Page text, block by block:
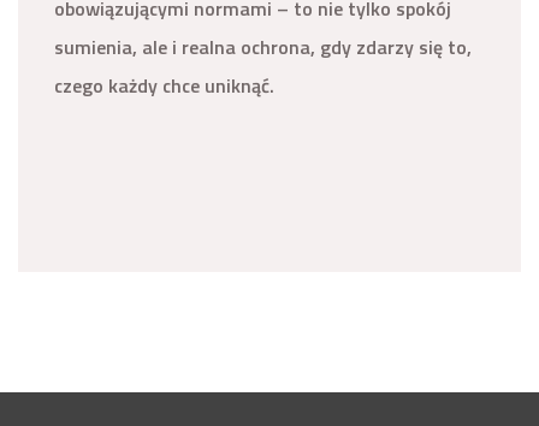
obowiązującymi normami – to nie tylko spokój
sumienia, ale i realna ochrona, gdy zdarzy się to,
czego każdy chce uniknąć.